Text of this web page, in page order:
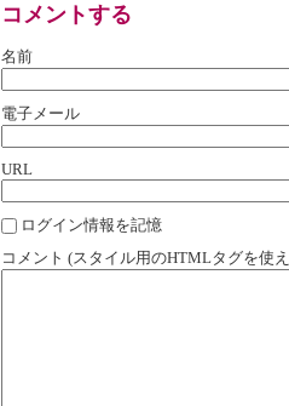
コメントする
名前
電子メール
URL
ログイン情報を記憶
コメント (スタイル用のHTMLタグを使